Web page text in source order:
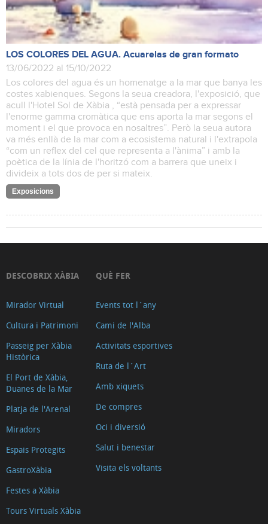
LOS COLORES DEL AGUA. Acuarelas de gran formato
13/06/2022 al 15/10/2022
Los colores del agua és un homenatge a la mar que banya les
costes xabienques. Segons la seua creadora, l'exposició, que
acull l'Hotel Sol de Xàbia , “està pensada per a expressar
l'enorme gamma cromàtica que ens aporta la mar segons el
moment i el que provoca en nosaltres”. Però la seua autora
va més enllà de la mar com a ecosistema natural i l'extrapola
“com un reflex del cel que representa a l'ànima” i amb la
poètica de la línia de l'horitzó com a barrera que uneix i
divideix a tots dos de per si mateix.
Exposicions
DESCOBRIX XÀBIA
Mirador Virtual
Cultura i Patrimoni
Passeig per Xàbia
Històrica
El Port de Xàbia,
Duanes de la Mar
Platja de l'Arenal
Miradors
Espais Protegits
GastroXàbia
Festes a Xàbia
Tours Virtuals Xàbia
QUÈ FER
Events tot l´any
Cami de l'Alba
Activitats esportives
Ruta de l´Art
Amb xiquets
De compres
Oci i diversió
Salut i benestar
Visita els voltants